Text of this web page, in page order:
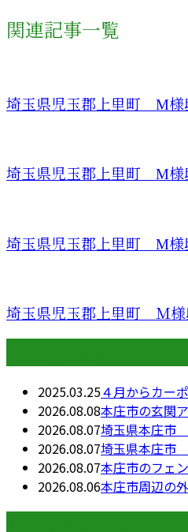
関連記事一覧
埼玉県児玉郡上里町 M様
埼玉県児玉郡上里町 M様
埼玉県児玉郡上里町 M様
埼玉県児玉郡上里町 Ｍ様
2025.03.25４月からカー
2026.08.08本庄市の玄関
2026.08.07埼玉県本庄市
2026.08.07埼玉県本庄市
2026.08.07本庄市のフェ
2026.08.06本庄市周辺の